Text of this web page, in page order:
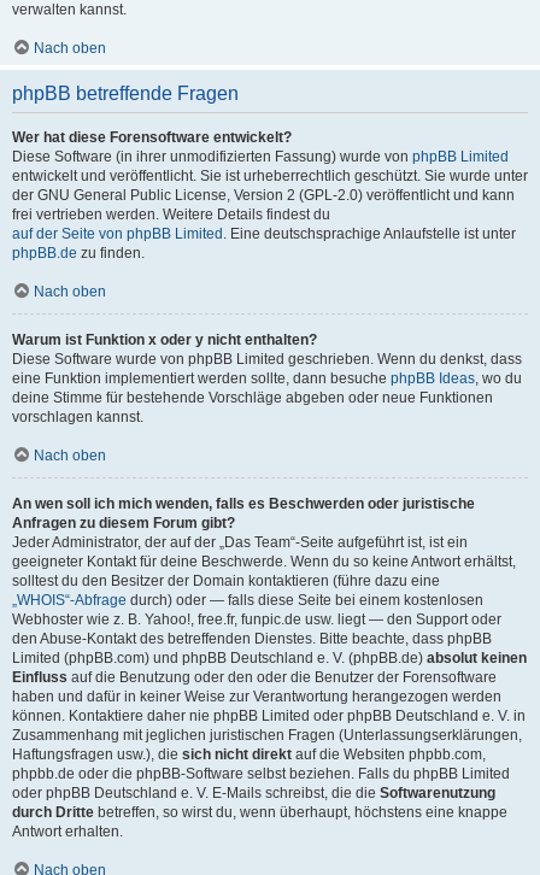
verwalten kannst.
Nach oben
phpBB betreffende Fragen
Wer hat diese Forensoftware entwickelt?
Diese Software (in ihrer unmodifizierten Fassung) wurde von phpBB Limited
entwickelt und veröffentlicht. Sie ist urheberrechtlich geschützt. Sie wurde unter
der GNU General Public License, Version 2 (GPL-2.0) veröffentlicht und kann
frei vertrieben werden. Weitere Details findest du
auf der Seite von phpBB Limited . Eine deutschsprachige Anlaufstelle ist unter
phpBB.de zu finden.
Nach oben
Warum ist Funktion x oder y nicht enthalten?
Diese Software wurde von phpBB Limited geschrieben. Wenn du denkst, dass
eine Funktion implementiert werden sollte, dann besuche phpBB Ideas, wo du
deine Stimme für bestehende Vorschläge abgeben oder neue Funktionen
vorschlagen kannst.
Nach oben
An wen soll ich mich wenden, falls es Beschwerden oder juristische
Anfragen zu diesem Forum gibt?
Jeder Administrator, der auf der „Das Team“-Seite aufgeführt ist, ist ein
geeigneter Kontakt für deine Beschwerde. Wenn du so keine Antwort erhältst,
solltest du den Besitzer der Domain kontaktieren (führe dazu eine
„WHOIS“-Abfrage durch) oder — falls diese Seite bei einem kostenlosen
Webhoster wie z. B. Yahoo!, free.fr, funpic.de usw. liegt — den Support oder
den Abuse-Kontakt des betreffenden Dienstes. Bitte beachte, dass phpBB
Limited (phpBB.com) und phpBB Deutschland e. V. (phpBB.de) absolut keinen
Einfluss auf die Benutzung oder den oder die Benutzer der Forensoftware
haben und dafür in keiner Weise zur Verantwortung herangezogen werden
können. Kontaktiere daher nie phpBB Limited oder phpBB Deutschland e. V. in
Zusammenhang mit jeglichen juristischen Fragen (Unterlassungserklärungen,
Haftungsfragen usw.), die sich nicht direkt auf die Websiten phpbb.com,
phpbb.de oder die phpBB-Software selbst beziehen. Falls du phpBB Limited
oder phpBB Deutschland e. V. E-Mails schreibst, die die Softwarenutzung
durch Dritte betreffen, so wirst du, wenn überhaupt, höchstens eine knappe
Antwort erhalten.
Nach oben